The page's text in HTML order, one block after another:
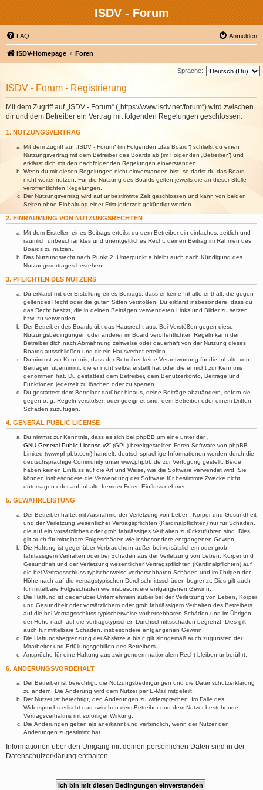
ISDV - Forum
FAQ Anmelden
ISDV-Homepage Foren
Sprache:
ISDV - Forum - Registrierung
Mit dem Zugriff auf „ISDV - Forum“ („https://www.isdv.net/forum“) wird zwischen
dir und dem Betreiber ein Vertrag mit folgenden Regelungen geschlossen:
1. NUTZUNGSVERTRAG
Mit dem Zugriff auf „ISDV - Forum“ (im Folgenden „das Board“) schließt du einen
Nutzungsvertrag mit dem Betreiber des Boards ab (im Folgenden „Betreiber“) und
erklärst dich mit den nachfolgenden Regelungen einverstanden.
Wenn du mit diesen Regelungen nicht einverstanden bist, so darfst du das Board
nicht weiter nutzen. Für die Nutzung des Boards gelten jeweils die an dieser Stelle
veröffentlichten Regelungen.
Der Nutzungsvertrag wird auf unbestimmte Zeit geschlossen und kann von beiden
Seiten ohne Einhaltung einer Frist jederzeit gekündigt werden.
2. EINRÄUMUNG VON NUTZUNGSRECHTEN
Mit dem Erstellen eines Beitrags erteilst du dem Betreiber ein einfaches, zeitlich und
räumlich unbeschränktes und unentgeltliches Recht, deinen Beitrag im Rahmen des
Boards zu nutzen.
Das Nutzungsrecht nach Punkt 2, Unterpunkt a bleibt auch nach Kündigung des
Nutzungsvertrages bestehen.
3. PFLICHTEN DES NUTZERS
Du erklärst mit der Erstellung eines Beitrags, dass er keine Inhalte enthält, die gegen
geltendes Recht oder die guten Sitten verstoßen. Du erklärst insbesondere, dass du
das Recht besitzt, die in deinen Beiträgen verwendeten Links und Bilder zu setzen
bzw. zu verwenden.
Der Betreiber des Boards übt das Hausrecht aus. Bei Verstößen gegen diese
Nutzungsbedingungen oder anderer im Board veröffentlichten Regeln kann der
Betreiber dich nach Abmahnung zeitweise oder dauerhaft von der Nutzung dieses
Boards ausschließen und dir ein Hausverbot erteilen.
Du nimmst zur Kenntnis, dass der Betreiber keine Verantwortung für die Inhalte von
Beiträgen übernimmt, die er nicht selbst erstellt hat oder die er nicht zur Kenntnis
genommen hat. Du gestattest dem Betreiber, dein Benutzerkonto, Beiträge und
Funktionen jederzeit zu löschen oder zu sperren.
Du gestattest dem Betreiber darüber hinaus, deine Beiträge abzuändern, sofern sie
gegen o. g. Regeln verstoßen oder geeignet sind, dem Betreiber oder einem Dritten
Schaden zuzufügen.
4. GENERAL PUBLIC LICENSE
Du nimmst zur Kenntnis, dass es sich bei phpBB um eine unter der „
GNU General Public License v2“ (GPL) bereitgestellten Foren-Software von phpBB
Limited (www.phpbb.com) handelt; deutschsprachige Informationen werden durch die
deutschsprachige Community unter www.phpbb.de zur Verfügung gestellt. Beide
haben keinen Einfluss auf die Art und Weise, wie die Software verwendet wird. Sie
können insbesondere die Verwendung der Software für bestimmte Zwecke nicht
untersagen oder auf Inhalte fremder Foren Einfluss nehmen.
5. GEWÄHRLEISTUNG
Der Betreiber haftet mit Ausnahme der Verletzung von Leben, Körper und Gesundheit
und der Verletzung wesentlicher Vertragspflichten (Kardinalpflichten) nur für Schäden,
die auf ein vorsätzliches oder grob fahrlässiges Verhalten zurückzuführen sind. Dies
gilt auch für mittelbare Folgeschäden wie insbesondere entgangenen Gewinn.
Die Haftung ist gegenüber Verbrauchern außer bei vorsätzlichem oder grob
fahrlässigem Verhalten oder bei Schäden aus der Verletzung von Leben, Körper und
Gesundheit und der Verletzung wesentlicher Vertragspflichten (Kardinalpflichten) auf
die bei Vertragsschluss typischerweise vorhersehbaren Schäden und im übrigen der
Höhe nach auf die vertragstypischen Durchschnittsschäden begrenzt. Dies gilt auch
für mittelbare Folgeschäden wie insbesondere entgangenen Gewinn.
Die Haftung ist gegenüber Unternehmern außer bei der Verletzung von Leben, Körper
und Gesundheit oder vorsätzlichem oder grob fahrlässigem Verhalten des Betreibers
auf die bei Vertragsschluss typischerweise vorhersehbaren Schäden und im Übrigen
der Höhe nach auf die vertragstypischen Durchschnittsschäden begrenzt. Dies gilt
auch für mittelbare Schäden, insbesondere entgangenen Gewinn.
Die Haftungsbegrenzung der Absätze a bis c gilt sinngemäß auch zugunsten der
Mitarbeiter und Erfüllungsgehilfen des Betreibers.
Ansprüche für eine Haftung aus zwingendem nationalem Recht bleiben unberührt.
6. ÄNDERUNGSVORBEHALT
Der Betreiber ist berechtigt, die Nutzungsbedingungen und die Datenschutzerklärung
zu ändern. Die Änderung wird dem Nutzer per E-Mail mitgeteilt.
Der Nutzer ist berechtigt, den Änderungen zu widersprechen. Im Falle des
Widerspruchs erlischt das zwischen dem Betreiber und dem Nutzer bestehende
Vertragsverhältnis mit sofortiger Wirkung.
Die Änderungen gelten als anerkannt und verbindlich, wenn der Nutzer den
Änderungen zugestimmt hat.
Informationen über den Umgang mit deinen persönlichen Daten sind in der
Datenschutzerklärung enthalten.